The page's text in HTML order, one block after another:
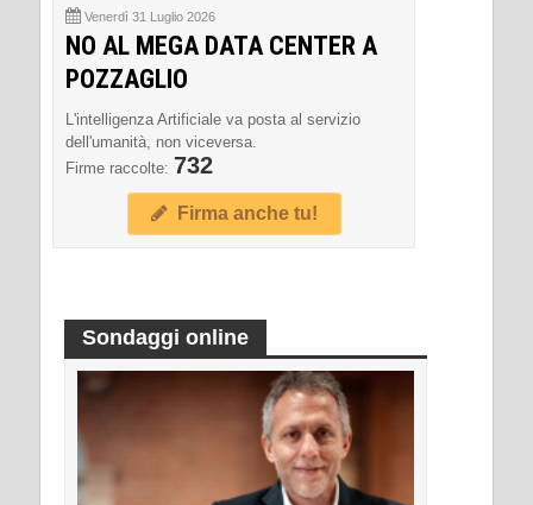
Venerdì 31 Luglio 2026
NO AL MEGA DATA CENTER A
POZZAGLIO
L'intelligenza Artificiale va posta al servizio
dell'umanità, non viceversa.
Firme raccolte: 732
Firma anche tu!
Sondaggi online